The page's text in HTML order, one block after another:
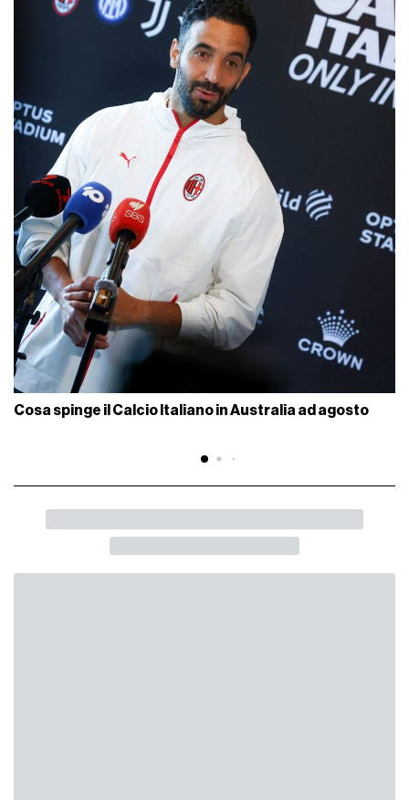
Cosa spinge il Calcio Italiano in Australia ad agosto